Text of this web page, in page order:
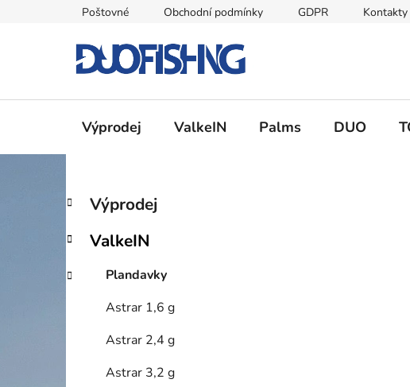
Poštovné Obchodní podmínky GDPR Kontakty
Výprodej ValkeIN Palms DUO
P
s
r
Přeskočit
kategorie
K
a
e
o
Výprodej
ValkeIN
Plandavky
Astrar 1,6 g
Astrar 2,4 g
Astrar 3,2 g